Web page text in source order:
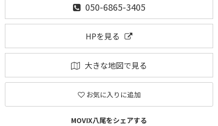
050-6865-3405
HPを見る
大きな地図で見る
お気に入りに追加
MOVIX八尾をシェアする